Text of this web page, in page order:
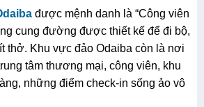
được mệnh danh là “Công viên
cung đường được thiết kế để đi bộ,
thở. Khu vực đảo Odaiba còn là nơi
tâm thương mại, công viên, khu
những điểm check-in sống ảo vô